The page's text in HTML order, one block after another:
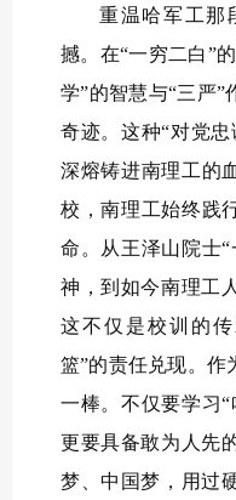
重温哈军工那
撼。在“一穷二白”
学”的智慧与“三严”
奇迹。这种“对党
深熔铸进南理工的
校，南理工始终践
命。从王泽山院士
神，到如今南理工
这不仅是校训的
篮”的责任兑现。作
一棒。不仅要学习“
更要具备敢为人先
梦、中国梦，用过